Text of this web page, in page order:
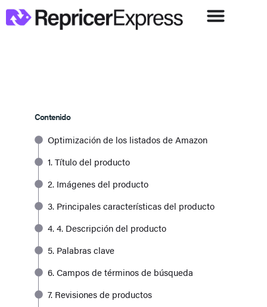
Contenido
Optimización de los listados de Amazon
1. Título del producto
2. Imágenes del producto
3. Principales características del producto
4. 4. Descripción del producto
5. Palabras clave
6. Campos de términos de búsqueda
7. Revisiones de productos